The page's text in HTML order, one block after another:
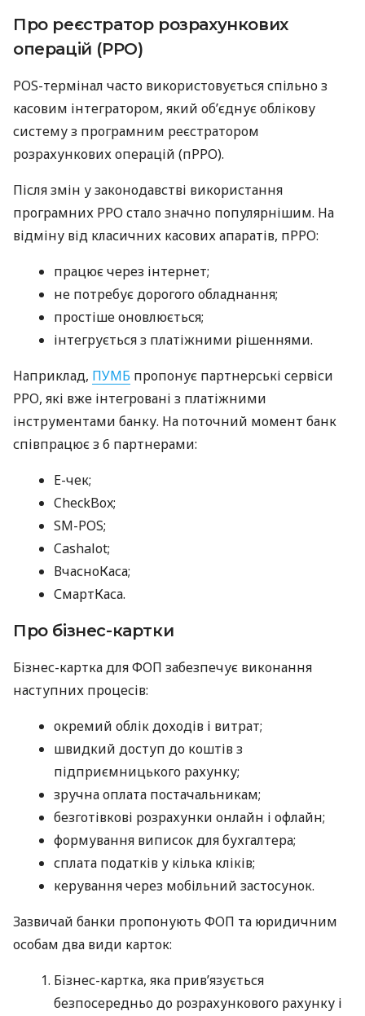
Про реєстратор розрахункових
операцій (РРО)
POS-термінал часто використовується спільно з
касовим інтегратором, який об’єднує облікову
систему з програмним реєстратором
розрахункових операцій (пРРО).
Після змін у законодавстві використання
програмних РРО стало значно популярнішим. На
відміну від класичних касових апаратів, пРРО:
працює через інтернет;
не потребує дорогого обладнання;
простіше оновлюється;
інтегрується з платіжними рішеннями.
Наприклад, ПУМБ пропонує партнерські сервіси
РРО, які вже інтегровані з платіжними
інструментами банку. На поточний момент банк
співпрацює з 6 партнерами:
E-чек;
CheckBox;
SM-POS;
Cashalot;
ВчасноКаса;
СмартКаса.
Про бізнес-картки
Бізнес-картка для ФОП забезпечує виконання
наступних процесів:
окремий облік доходів і витрат;
швидкий доступ до коштів з
підприємницького рахунку;
зручна оплата постачальникам;
безготівкові розрахунки онлайн і офлайн;
формування виписок для бухгалтера;
сплата податків у кілька кліків;
керування через мобільний застосунок.
Зазвичай банки пропонують ФОП та юридичним
особам два види карток:
Бізнес-картка, яка прив’язується
безпосередньо до розрахункового рахунку і